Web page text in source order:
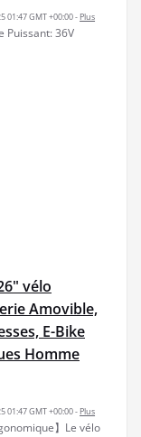
01:47 GMT +00:00 - Plus
Puissant: 36V
vélo
Amovible,
E-Bike
Homme
01:47 GMT +00:00 - Plus
】Le vélo